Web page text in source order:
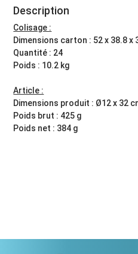
Description
Colisage :
Dimensions carton : 52 x 38.8 x
Quantité : 24
Poids : 10.2 kg
Article :
Dimensions produit : Ø12 x 32
Poids brut : 425 g
Poids net : 384 g